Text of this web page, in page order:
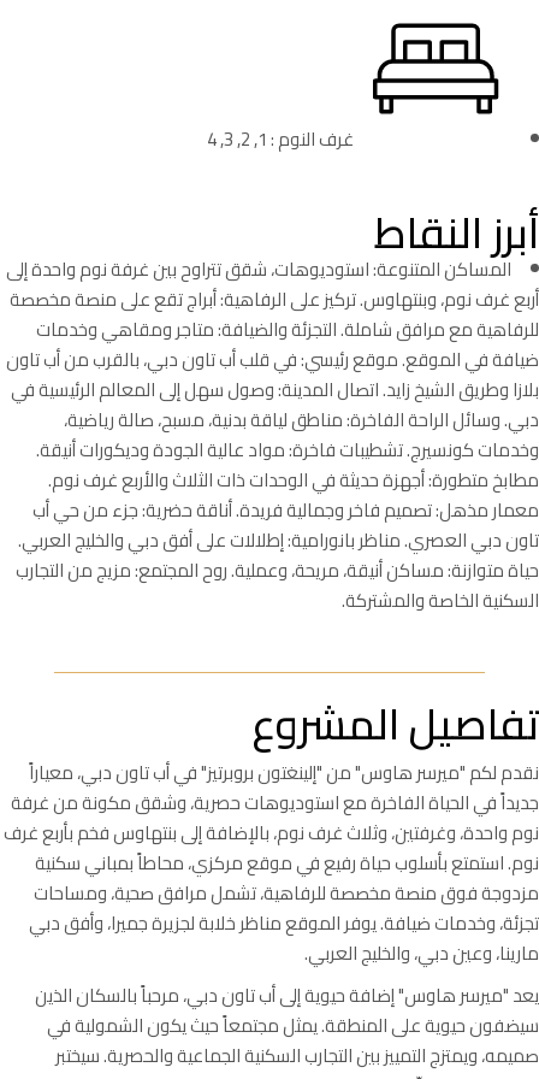
غرف النوم : 1, 2, 3, 4
أبرز النقاط
المساكن المتنوعة: استوديوهات، شقق تتراوح بين غرفة نوم واحدة إلى
أربع غرف نوم، وبنتهاوس. تركيز على الرفاهية: أبراج تقع على منصة مخصصة
للرفاهية مع مرافق شاملة. التجزئة والضيافة: متاجر ومقاهي وخدمات
ضيافة في الموقع. موقع رئيسي: في قلب أب تاون دبي، بالقرب من أب تاون
بلازا وطريق الشيخ زايد. اتصال المدينة: وصول سهل إلى المعالم الرئيسية في
دبي. وسائل الراحة الفاخرة: مناطق لياقة بدنية، مسبح، صالة رياضية،
وخدمات كونسيرج. تشطيبات فاخرة: مواد عالية الجودة وديكورات أنيقة.
مطابخ متطورة: أجهزة حديثة في الوحدات ذات الثلاث والأربع غرف نوم.
معمار مذهل: تصميم فاخر وجمالية فريدة. أناقة حضرية: جزء من حي أب
تاون دبي العصري. مناظر بانورامية: إطلالات على أفق دبي والخليج العربي.
حياة متوازنة: مساكن أنيقة، مريحة، وعملية. روح المجتمع: مزيج من التجارب
السكنية الخاصة والمشتركة.
تفاصيل المشروع
نقدم لكم "ميرسر هاوس" من "إلينغتون بروبرتيز" في أب تاون دبي، معياراً
جديداً في الحياة الفاخرة مع استوديوهات حصرية، وشقق مكونة من غرفة
نوم واحدة، وغرفتين، وثلاث غرف نوم، بالإضافة إلى بنتهاوس فخم بأربع غرف
نوم. استمتع بأسلوب حياة رفيع في موقع مركزي، محاطاً بمباني سكنية
مزدوجة فوق منصة مخصصة للرفاهية، تشمل مرافق صحية، ومساحات
تجزئة، وخدمات ضيافة. يوفر الموقع مناظر خلابة لجزيرة جميرا، وأفق دبي
مارينا، وعين دبي، والخليج العربي.
يعد "ميرسر هاوس" إضافة حيوية إلى أب تاون دبي، مرحباً بالسكان الذين
سيضفون حيوية على المنطقة. يمثل مجتمعاً حيث يكون الشمولية في
صميمه، ويمتزج التمييز بين التجارب السكنية الجماعية والحصرية. سيختبر